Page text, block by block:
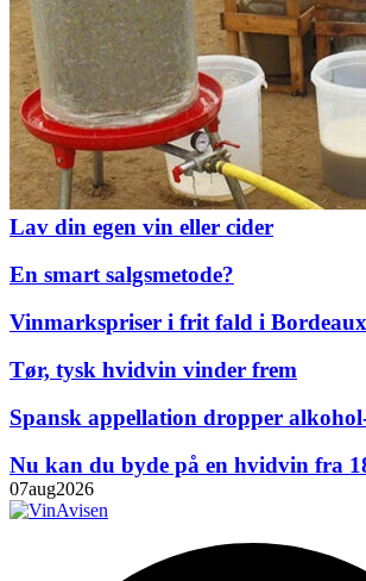
Lav din egen vin eller cider
En smart salgsmetode?
Vinmarkspriser i frit fald i Bordeaux
Tør, tysk hvidvin vinder frem
Spansk appellation dropper
Nu kan du byde på en hvidvin fra
07aug2026